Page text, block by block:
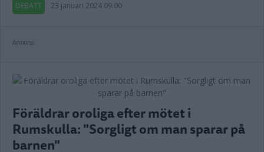
DEBATT 23 januari 2024 09.00
Annons:
Föräldrar oroliga efter mötet i
Rumskulla: "Sorgligt om man sparar på
barnen"